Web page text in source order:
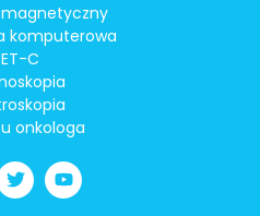
magnetyczny
komputerowa
C
onkologa